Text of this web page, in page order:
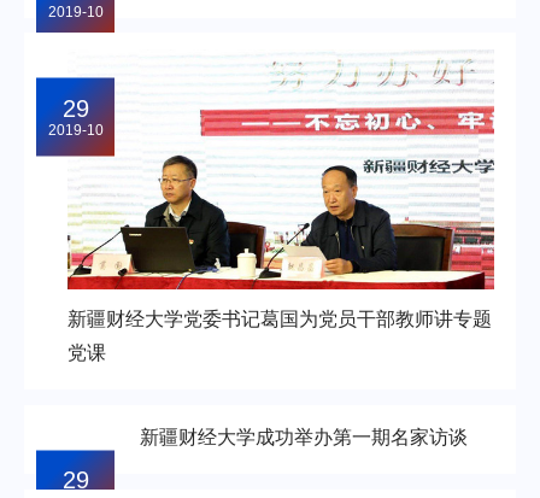
2019-10
29
2019-10
新疆财经大学党委书记葛国为党员干部教师讲专题
党课
29
新疆财经大学成功举办第一期名家访谈